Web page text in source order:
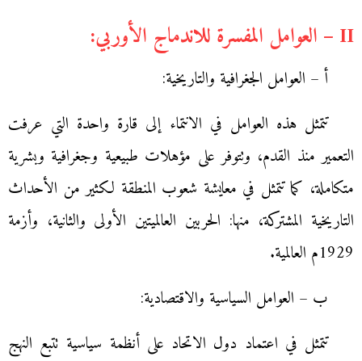
II – العوامل المفسرة للاندماج الأوربي:
أ – العوامل الجغرافية والتاريخية:
تتمثل هذه العوامل في الانتماء إلى قارة واحدة التي عرفت
التعمير منذ القدم، وتتوفر على مؤهلات طبيعية وجغرافية وبشرية
متكاملة، كما تتمثل في معايشة شعوب المنطقة لكثير من الأحداث
التاريخية المشتركة، منها: الحربين العالميتين الأولى والثانية، وأزمة
1929م العالمية.
ب – العوامل السياسية والاقتصادية:
تتمثل في اعتماد دول الاتحاد على أنظمة سياسية تتبع النهج